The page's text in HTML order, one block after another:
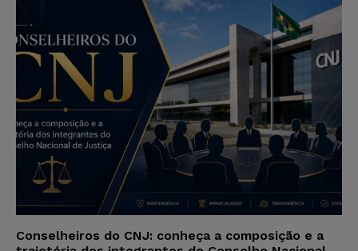
Conselheiros do CNJ: conheça a composição e a